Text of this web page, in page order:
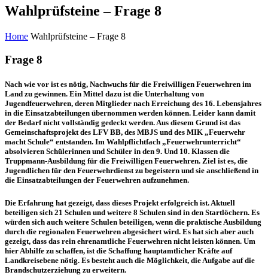
Wahlprüfsteine – Frage 8
Home Wahlprüfsteine – Frage 8
Frage 8
Nach wie vor ist es nötig, Nachwuchs für die Freiwilligen Feuerwehren im
Land zu gewinnen. Ein Mittel dazu ist die Unterhaltung von
Jugendfeuerwehren, deren Mitglieder nach Erreichung des 16. Lebensjahres
in die Einsatzabteilungen übernommen werden können. Leider kann damit
der Bedarf nicht vollständig gedeckt werden. Aus diesem Grund ist das
Gemeinschaftsprojekt des LFV BB, des MBJS und des MIK „Feuerwehr
macht Schule“ entstanden. Im Wahlpflichtfach „Feuerwehrunterricht“
absolvieren Schülerinnen und Schüler in den 9. Und 10. Klassen die
Truppmann-Ausbildung für die Freiwilligen Feuerwehren. Ziel ist es, die
Jugendlichen für den Feuerwehrdienst zu begeistern und sie anschließend in
die Einsatzabteilungen der Feuerwehren aufzunehmen.
Die Erfahrung hat gezeigt, dass dieses Projekt erfolgreich ist. Aktuell
beteiligen sich 21 Schulen und weitere 8 Schulen sind in den Startlöchern. Es
würden sich auch weitere Schulen beteiligen, wenn die praktische Ausbildung
durch die regionalen Feuerwehren abgesichert wird. Es hat sich aber auch
gezeigt, dass das rein ehrenamtliche Feuerwehren nicht leisten können. Um
hier Abhilfe zu schaffen, ist die Schaffung hauptamtlicher Kräfte auf
Landkreisebene nötig. Es besteht auch die Möglichkeit, die Aufgabe auf die
Brandschutzerziehung zu erweitern.